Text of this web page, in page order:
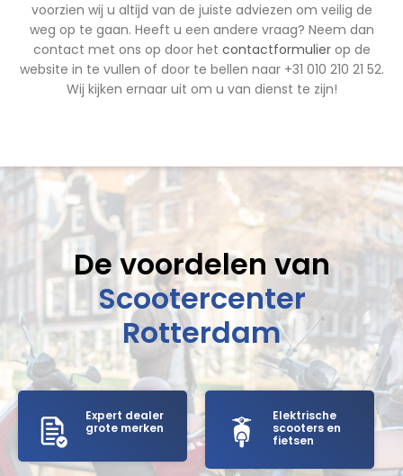
voorzien wij u altijd van de juiste adviezen om veilig de
weg op te gaan. Heeft u een andere vraag? Neem dan
contact met ons op door het contactformulierop de
website in te vullen of door te bellen naar +31 010 210 21 52.
Wij kijken ernaar uit om u van dienst te zijn!
De voordelen van
Scootercenter
Rotterdam
Expert dealer
grote merken
Elektrische
scooters en
fietsen